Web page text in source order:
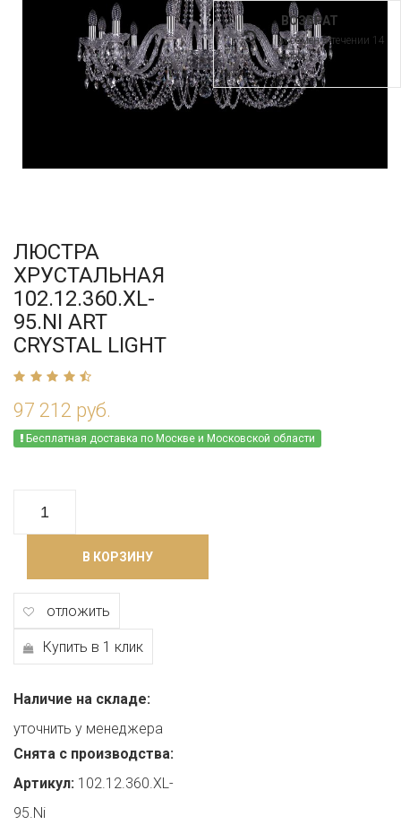
ЛЮСТРА
ХРУСТАЛЬНАЯ
102.12.360.XL-
95.NI ART
CRYSTAL LIGHT
97 212 руб.
Бесплатная доставка по Москве и Московской области
В КОРЗИНУ
отложить
Купить в 1 клик
Наличие на складе:
уточнить у менеджера
Снята с производства:
Артикул: 102.12.360.XL-
95.Ni
ВОЗВРАТ
и обмен в течении 14
дней